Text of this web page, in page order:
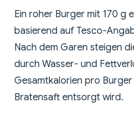
Ein roher Burger mit 170 g
basierend auf Tesco-
Nach dem Garen steigen
durch Wasser- und
Gesamtkalorien pro
Bratensaft entsorgt wird.